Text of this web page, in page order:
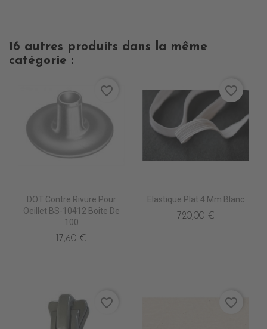
16 autres produits dans la même
catégorie :
DOT Contre Rivure Pour
Oeillet BS-10412 Boite De
100
17,60 €
favorite_border
Elastique Plat 4 Mm Blanc
720,00 €
favorite_border
favorite_border favorite_border